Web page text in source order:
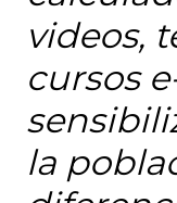
videos,
cursos
la